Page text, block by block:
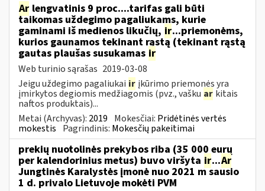
Ar lengvatinis 9 proc....tarifas gali būti
taikomas uždegimo pagaliukams, kurie
gaminami iš medienos likučių, ir...priemonėms,
kurios gaunamos tekinant rąstą (tekinant rąstą
gautas plaušas susukamas ir
Web turinio sąrašas 2019-03-08
Jeigu uždegimo pagaliukai ir įkūrimo priemonės yra
įmirkytos degiomis medžiagomis (pvz., vašku ar kitais
naftos produktais)...
Metai (Archyvas): 2019 Mokesčiai: Pridėtinės vertės
mokestis Pagrindinis: Mokesčių pakeitimai
prekių nuotolinės prekybos riba (35 000 eurų
per kalendorinius metus) buvo viršyta ir...Ar
Jungtinės Karalystės įmonė nuo 2021 m sausio
1 d. privalo Lietuvoje mokėti PVM